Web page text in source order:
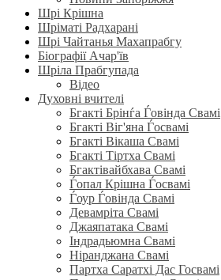
Шрі Крішна
Шріматі Радхарані
Шрі Чайтанья Махапрабгу
Біографії Ачар'їв
Шріла Прабгупада
Відео
Духовні вчителі
Бгакті Брінѓа Ѓовінда Свамі
Бгакті Віг'яна Ѓосвамі
Бгакті Вікаша Свамі
Бгакті Тіртха Свамі
Бгактівайбхава Свамі
Ѓопал Крішна Ѓосвамі
Ѓоур Ѓовінда Свамі
Девамріта Свамі
Джаяпатака Свамі
Індрадьюмна Свамі
Ніранджана Свамі
Партха Саратхі Дас Госвамі